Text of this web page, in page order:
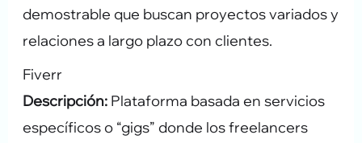
demostrable que buscan proyectos variados y
relaciones a largo plazo con clientes.
Fiverr
Descripción: Plataforma basada en servicios
específicos o “gigs” donde los freelancers